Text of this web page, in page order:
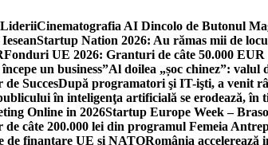
Cinematografia AI Dincolo de Butonul
Startup Nation 2026: Au rămas mii de
Fonduri UE 2026: Granturi de câte 50.000
un business”Al doilea „șoc chinez”: valul
SuccesDupă programatori şi IT-işti, a venit
în inteligenţa artificială se erodează, în
Online in 2026Startup Europe Week –
câte 200.000 lei din programul Femeia
de finanțare UE și NATORomânia